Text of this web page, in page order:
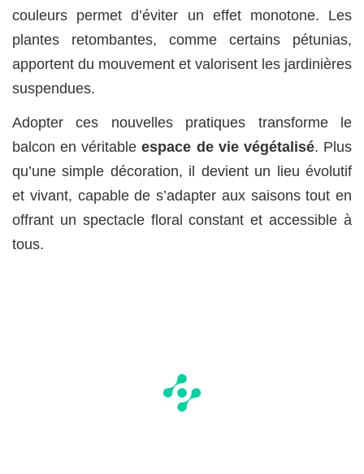
couleurs permet d’éviter un effet monotone. Les
plantes retombantes, comme certains pétunias,
apportent du mouvement et valorisent les jardinières
suspendues.
Adopter ces nouvelles pratiques transforme le
balcon en véritableespace de vie végétalisé. Plus
qu’une simple décoration, il devient un lieu évolutif
et vivant, capable de s’adapter aux saisons tout en
offrant un spectacle floral constant et accessible à
tous.